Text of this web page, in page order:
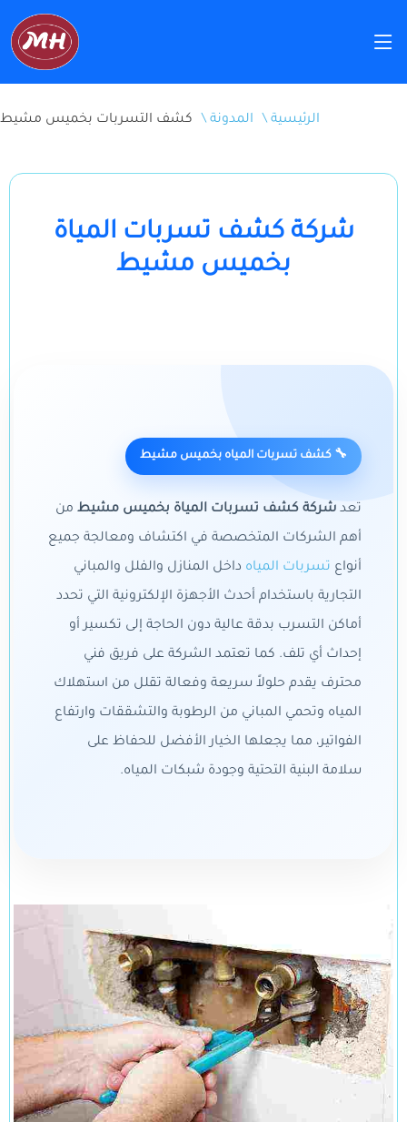
كشف التسربات بخميس مشيط \ المدونة \ الرئيسية
شركة كشف تسربات المياة
بخميس مشيط
🔧 كشف تسربات المياه بخميس مشيط
تعد شركة كشف تسربات المياة بخميس مشيط من
أهم الشركات المتخصصة في اكتشاف ومعالجة جميع
أنواع تسربات المياه داخل المنازل والفلل والمباني
التجارية باستخدام أحدث الأجهزة الإلكترونية التي تحدد
أماكن التسرب بدقة عالية دون الحاجة إلى تكسير أو
إحداث أي تلف. كما تعتمد الشركة على فريق فني
محترف يقدم حلولاً سريعة وفعالة تقلل من استهلاك
المياه وتحمي المباني من الرطوبة والتشققات وارتفاع
الفواتير، مما يجعلها الخيار الأفضل للحفاظ على
سلامة البنية التحتية وجودة شبكات المياه.